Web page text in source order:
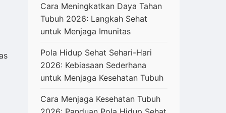
Cara Meningkatkan Daya Tahan
Tubuh 2026: Langkah Sehat
untuk Menjaga Imunitas
Pola Hidup Sehat Sehari-Hari
2026: Kebiasaan Sederhana
untuk Menjaga Kesehatan Tubuh
Cara Menjaga Kesehatan Tubuh